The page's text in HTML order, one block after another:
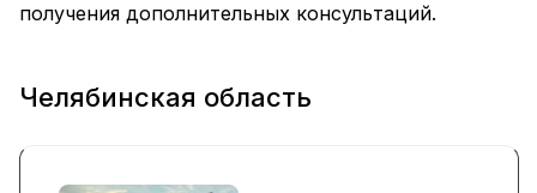
получения дополнительных консультаций.
Челябинская область